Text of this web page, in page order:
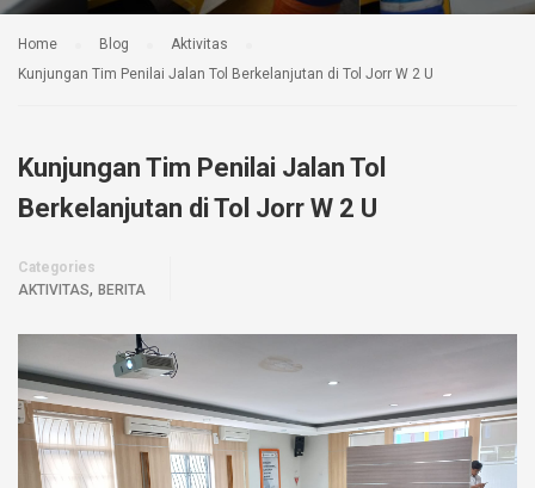
Home Blog
Aktivitas
Kunjungan Tim Penilai Jalan Tol Berkelanjutan di Tol Jorr W 2 U
Kunjungan Tim Penilai Jalan Tol
Berkelanjutan di Tol Jorr W 2 U
Categories
AKTIVITAS, BERITA